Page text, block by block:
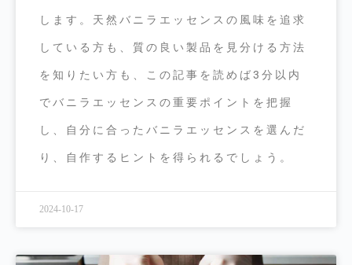
します。天然バニラエッセンスの風味を追求
している方も、質の良い製品を見分ける方法
を知りたい方も、この記事を読めば3分以内
でバニラエッセンスの重要ポイントを把握
し、自分に合ったバニラエッセンスを選んだ
り、自作するヒントを得られるでしょう。
2024-10-17